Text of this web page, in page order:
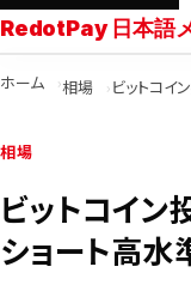
RedotPay 日本語
RedotPayガイド
学ぶ
ホーム 相場 ビットコイ
相場
ビットコイン
ショート高水